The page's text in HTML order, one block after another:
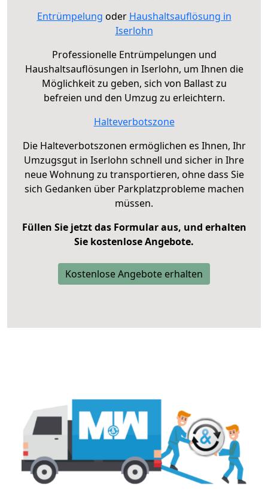
Entrümpelung oder Haushaltsauflösung in
Iserlohn
Professionelle Entrümpelungen und
Haushaltsauflösungen in Iserlohn, um Ihnen die
Möglichkeit zu geben, sich von Ballast zu
befreien und den Umzug zu erleichtern.
Halteverbotszone
Die Halteverbotszonen ermöglichen es Ihnen, Ihr
Umzugsgut in Iserlohn schnell und sicher in Ihre
neue Wohnung zu transportieren, ohne dass Sie
sich Gedanken über Parkplatzprobleme machen
müssen.
Füllen Sie jetzt das Formular aus, und erhalten
Sie kostenlose Angebote.
Kostenlose Angebote erhalten